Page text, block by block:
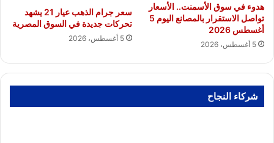
هدوء في سوق الأسمنت.. الأسعار
تواصل الاستقرار بالمصانع اليوم 5
أغسطس 2026
5 أغسطس، 2026
سعر جرام الذهب عيار 21 يشهد
تحركات جديدة في السوق المصرية
5 أغسطس، 2026
شركاء النجاح